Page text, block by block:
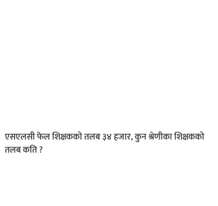
एसएलसी फेल शिक्षकको तलब ३४ हजार, कुन श्रेणीका शिक्षकको
तलब कति ?